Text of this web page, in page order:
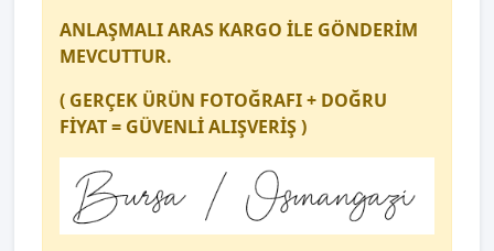
ANLAŞMALI ARAS KARGO İLE GÖNDERİM
MEVCUTTUR.
( GERÇEK ÜRÜN FOTOĞRAFI + DOĞRU
FİYAT = GÜVENLİ ALIŞVERİŞ )